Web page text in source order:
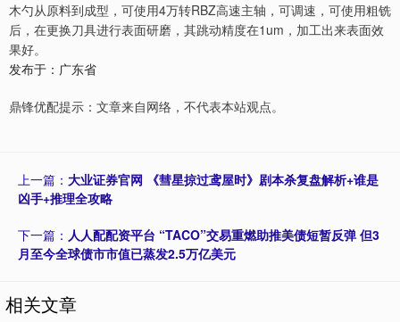
木勺从原料到成型，可使用4万转RBZ高速主轴，可调速，可使用粗铣
后，在更换刀具进行表面研磨，其跳动精度在1um，加工出来表面效
果好。
发布于：广东省
鼎锋优配提示：文章来自网络，不代表本站观点。
上一篇： 大业证券官网 《彗星掠过鸢屋时》剧本杀复盘解析+谁是
凶手+推理全攻略
下一篇： 人人配配资平台 “TACO”交易重燃助推美债短暂反弹 但3
月至今全球债市市值已蒸发2.5万亿美元
相关文章